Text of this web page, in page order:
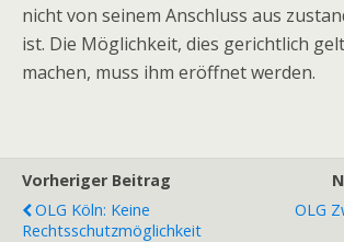
nicht von seinem Anschluss aus
ist. Die Möglichkeit, dies gerichtlich
machen, muss ihm eröffnet werden.
Vorheriger Beitrag
OLG Köln: Keine
Rechtsschutzmöglichkeit
OLG